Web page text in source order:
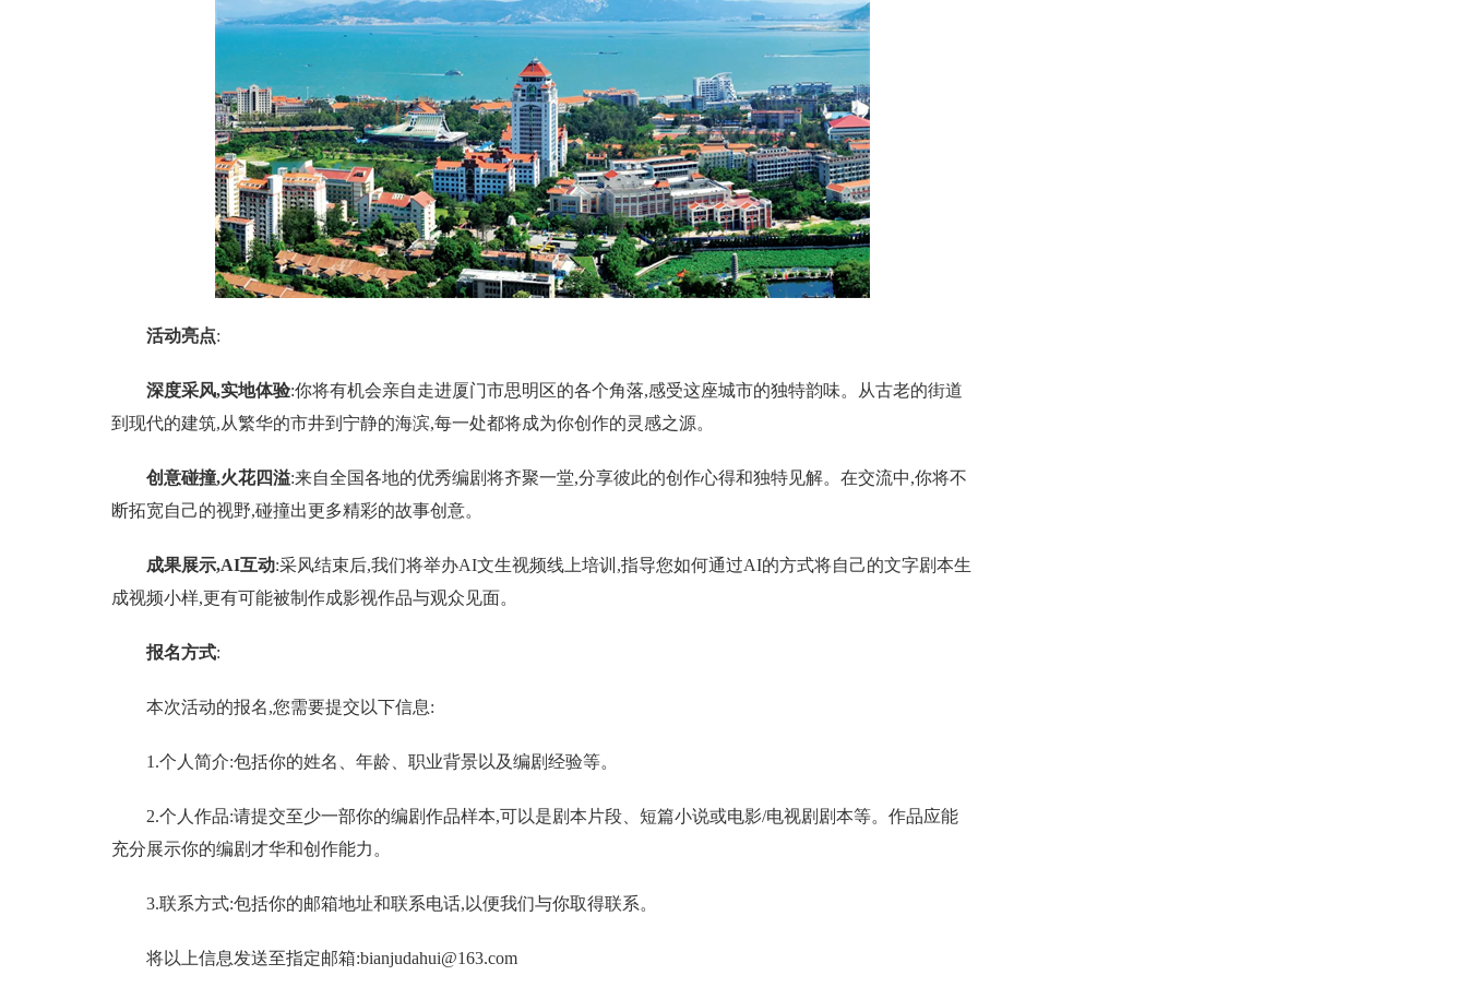
活动亮点:
深度采风,实地体验:你将有机会亲自走进厦门市思明区的各个角落,感受这座城市的独特韵味。从古老的街道
到现代的建筑,从繁华的市井到宁静的海滨,每一处都将成为你创作的灵感之源。
创意碰撞,火花四溢:来自全国各地的优秀编剧将齐聚一堂,分享彼此的创作心得和独特见解。在交流中,你将不
断拓宽自己的视野,碰撞出更多精彩的故事创意。
成果展示,AI互动:采风结束后,我们将举办AI文生视频线上培训,指导您如何通过AI的方式将自己的文字剧本生
成视频小样,更有可能被制作成影视作品与观众见面。
报名方式:
本次活动的报名,您需要提交以下信息:
1.个人简介:包括你的姓名、年龄、职业背景以及编剧经验等。
2.个人作品:请提交至少一部你的编剧作品样本,可以是剧本片段、短篇小说或电影/电视剧剧本等。作品应能
充分展示你的编剧才华和创作能力。
3.联系方式:包括你的邮箱地址和联系电话,以便我们与你取得联系。
将以上信息发送至指定邮箱:bianjudahui@163.com